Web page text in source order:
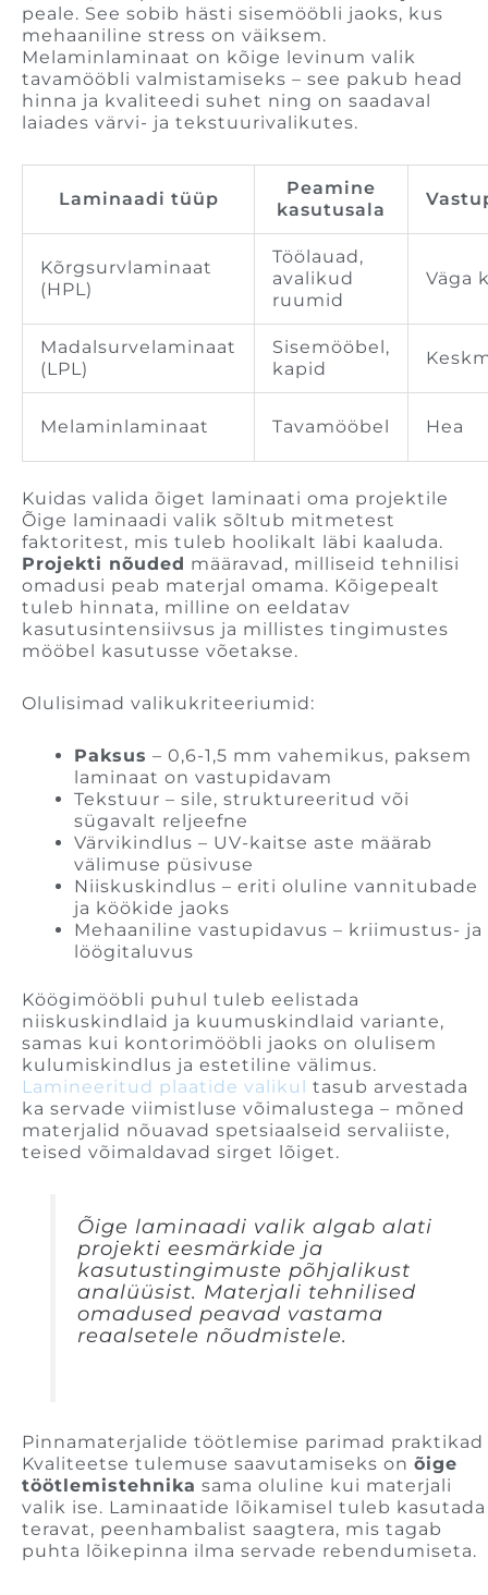
peale. See sobib hästi sisemööbli jaoks, kus
mehaaniline stress on väiksem.
Melaminlaminaat on kõige levinum valik
tavamööbli valmistamiseks – see pakub head
hinna ja kvaliteedi suhet ning on saadaval
laiades värvi- ja tekstuurivalikutes.
Laminaadi tüüp
Peamine
kasutusala
Kõrgsurvlaminaat
(HPL)
Töölauad,
avalikud
ruumid
Väga
Madalsurvelaminaat
(LPL)
Sisemööbel,
kapid
Melaminlaminaat Tavamööbel Hea
Kuidas valida õiget laminaati oma projektile
Õige laminaadi valik sõltub mitmetest
faktoritest, mis tuleb hoolikalt läbi kaaluda.
Projekti nõuded määravad, milliseid tehnilisi
omadusi peab materjal omama. Kõigepealt
tuleb hinnata, milline on eeldatav
kasutusintensiivsus ja millistes tingimustes
mööbel kasutusse võetakse.
Olulisimad valikukriteeriumid:
Paksus – 0,6-1,5 mm vahemikus, paksem
laminaat on vastupidavam
Tekstuur – sile, struktureeritud või
sügavalt reljeefne
Värvikindlus – UV-kaitse aste määrab
välimuse püsivuse
Niiskuskindlus – eriti oluline vannitubade
ja köökide jaoks
Mehaaniline vastupidavus – kriimustus- ja
löögitaluvus
Köögimööbli puhul tuleb eelistada
niiskuskindlaid ja kuumuskindlaid variante,
samas kui kontorimööbli jaoks on olulisem
kulumiskindlus ja estetiline välimus.
Lamineeritud plaatide valikul
tasub arvestada
ka servade viimistluse võimalustega – mõned
materjalid nõuavad spetsiaalseid servaliiste,
teised võimaldavad sirget lõiget.
Õige laminaadi valik algab alati
projekti eesmärkide ja
kasutustingimuste põhjalikust
analüüsist. Materjali tehnilised
omadused peavad vastama
reaalsetele nõudmistele.
Pinnamaterjalide töötlemise parimad praktikad
Kvaliteetse tulemuse saavutamiseks on õige
töötlemistehnika sama oluline kui materjali
valik ise. Laminaatide lõikamisel tuleb kasutada
teravat, peenhambalist saagtera, mis tagab
puhta lõikepinna ilma servade rebendumiseta.